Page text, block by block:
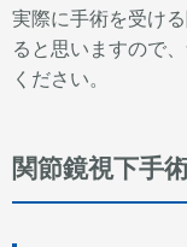
実際に手術を受け
ると思いますので
ください。
関節鏡視下手